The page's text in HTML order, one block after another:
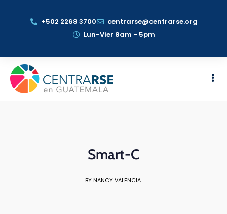
+502 2268 3700
centrarse@centrarse.org
Lun-Vier 8am - 5pm
Smart-C
BY NANCY VALENCIA